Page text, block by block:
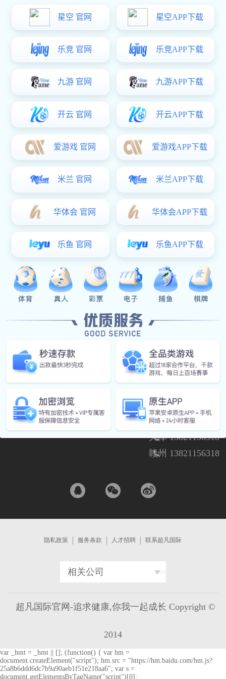
产品中心
精密机械、五金系列
精密机械、五金系列清洗机
超凡国际
研究院
服务支持
超凡国际 中心
24 小时热线
深圳 13636388018
上海 13636388018
天津 13821156318
赣州 13821156318
隐私政策 服务条款 人才招聘 联系超凡国际
相关公司
超凡国际官网-追求健康,你我一起成长 Copyright ©
2014
var _hmt = _hmt || []; (function() { var hm =
document.createElement("script"); hm.src = "https://hm.baidu.com/hm.js?
25a8b6ddd6dc7b9a90aeb1f51e218aa6"; var s =
document.getElementsByTagName("script")[0];